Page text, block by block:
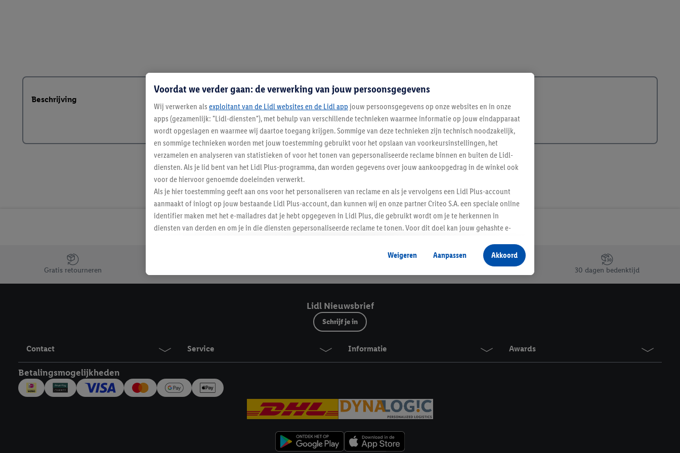
Beschrijving
Lidl Nieuwsbrief
Jouw voordelen bij ons als Lidl webshop klant
Gratis retourneren 30 dagen bedenktijd
Lidl Nieuwsbrief
Schrijf je in
Contact Service Informatie Awards
Betalingsmogelijkheden
Voordat we verder gaan: de verwerking van jouw persoonsgegevens
Wij verwerken als exploitant van de Lidl websites en de Lidl app jouw persoonsgegevens op onze websites en in onze
apps (gezamenlijk: "Lidl-diensten"), met behulp van verschillende technieken waarmee informatie op jouw eindapparaat
wordt opgeslagen en waarmee wij daartoe toegang krijgen. Sommige van deze technieken zijn technisch noodzakelijk,
en sommige technieken worden met jouw toestemming gebruikt voor het opslaan van voorkeursinstellingen, het
verzamelen en analyseren van statistieken of voor het tonen van gepersonaliseerde reclame binnen en buiten de Lidl-
diensten. Als je lid bent van het Lidl Plus-programma, dan worden gegevens over jouw aankoopgedrag in de winkel ook
voor de hiervoor genoemde doeleinden verwerkt.
Als je hier toestemming geeft aan ons voor het personaliseren van reclame en als je vervolgens een Lidl Plus-account
aanmaakt of inlogt op jouw bestaande Lidl Plus-account, dan kunnen wij en onze partner Criteo S.A. een speciale online
identifier maken met het e-mailadres dat je hebt opgegeven in Lidl Plus, die gebruikt wordt om je te herkennen in
diensten van derden en om je in die diensten gepersonaliseerde reclame te tonen. Voor dit doel kan jouw gehashte e-
Als je hiervoor toestemming geeft, dan kunnen retargeting advertenties worden weergegeven voor producten waarin je
eerder interesse hebt getoond (bijvoorbeeld door het product in een winkelmandje van een online winkel te plaatsen
Lidl-diensten worden weergegeven, als verschillende eindapparaten en Lidl-diensten, met behulp van jouw gehashte e-
mailadres en met eventuele andere identifiers of met identifiers waarover Criteo S.A. beschikt, aan jou kunnen worden
verwerkingsdoeleinden je instemt. Verder kan je er meer informatie vinden over de gegevensverwerking.
Door te klikken op "Weigeren", kies je voor de optie dat er enkel technisch noodzakelijke cookies en vergelijkbare
Door op "Akkoord" te klikken, stem je in met alle verwerkingen voor alle bovengenoemde doeleinden. Meer informatie,
inclusief over de opslagperiode van de gegevens en je recht om jouw toestemming op elk gewenst moment in te
privacyverklaring.Je vindt de impressum voor de Lidl website hier.Klik
over de cookies die wij inzetten.
Weigeren Aanpassen Akkoord